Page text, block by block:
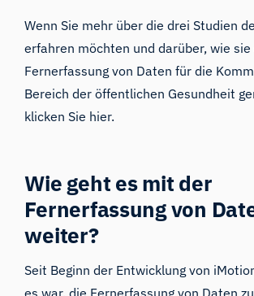
Wenn Sie mehr über die drei Studien
erfahren möchten und darüber, wie sie
Fernerfassung von Daten für die
Bereich der öffentlichen Gesundheit
klicken Sie hier.
Wie geht es mit der
Fernerfassung von
weiter?
Seit Beginn der Entwicklung von